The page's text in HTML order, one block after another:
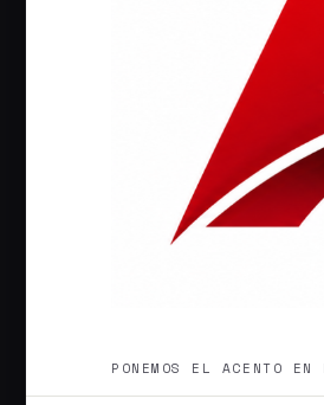
PONEMOS EL ACENTO